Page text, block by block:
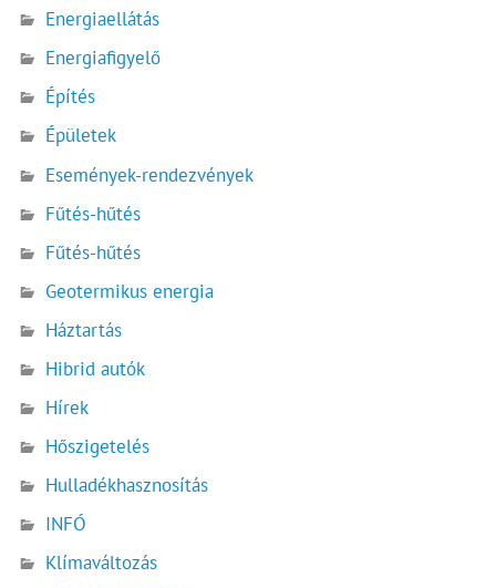
Energiaellátás
Energiafigyelő
Építés
Épületek
Események-rendezvények
Fűtés-hűtés
Fűtés-hűtés
Geotermikus energia
Háztartás
Hibrid autók
Hírek
Hőszigetelés
Hulladékhasznosítás
INFÓ
Klímaváltozás